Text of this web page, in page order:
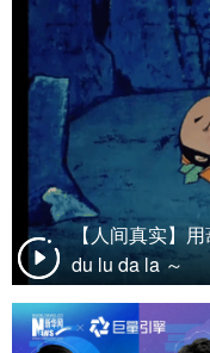
【人间真实】
du lu da la ～